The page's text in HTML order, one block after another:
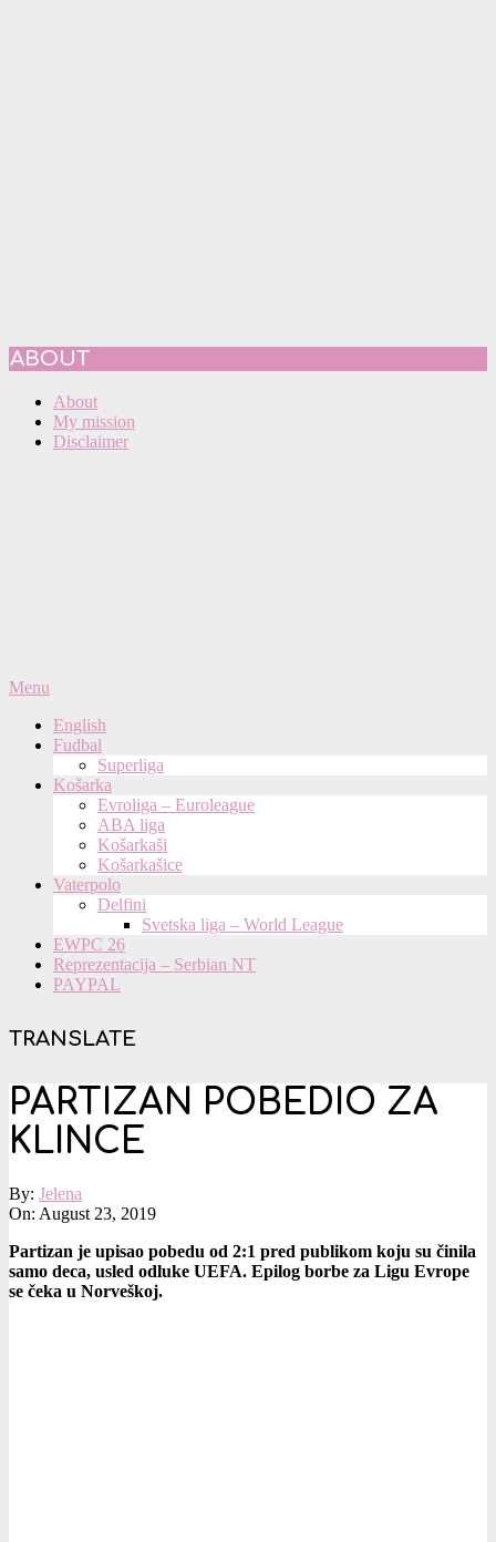
ABOUT
About
My mission
Disclaimer
Primary
Menu
Menu
English
Fudbal
Superliga
Košarka
Evroliga – Euroleague
ABA liga
Košarkaši
Košarkašice
Vaterpolo
Delfini
Svetska liga – World League
EWPC 26
Reprezentacija – Serbian NT
PAYPAL
TRANSLATE
PARTIZAN POBEDIO ZA
KLINCE
By: Jelena
On: August 23, 2019
Partizan je upisao pobedu od 2:1 pred publikom koju su činila
samo deca, usled odluke UEFA. Epilog borbe za Ligu Evrope
se čeka u Norveškoj.